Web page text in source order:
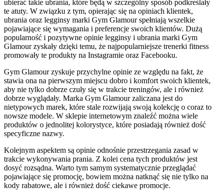
ubierać takie ubrania, które będą w szczególny sposób podkreślały
te atuty. W związku z tym, opierając się na opiniach klientek,
ubrania oraz legginsy marki Gym Glamour spełniają wszelkie
pojawiające się wymagania i preferencje swoich klientów. Dużą
popularność i pozytywne opinie legginsy i ubrania marki Gym
Glamour zyskały dzięki temu, że najpopularniejsze trenerki fitness
promowały te produkty na Instagramie oraz Facebooku.
Gym Glamour zyskuje przychylne opinie ze względu na fakt, że
stawia ona na pierwszym miejscu dobro i komfort swoich klientek,
aby nie tylko dobrze czuły się w trakcie treningów, ale i również
dobrze wyglądały. Marka Gym Glamour zaliczana jest do
nietypowych marek, które stale rozwijają swoją kolekcję o coraz to
nowsze modele. W sklepie internetowym znaleźć można wiele
produktów o jednolitej kolorystyce, które posiadają również dość
specyficzne nazwy.
Kolejnym aspektem są opinie odnośnie przestrzegania zasad w
trakcie wykonywania prania. Z kolei cena tych produktów jest
dosyć rozsądna. Warto tym samym systematycznie przeglądać
pojawiające się promocję, bowiem można natknąć się nie tylko na
kody rabatowe, ale i również dość ciekawe promocje.